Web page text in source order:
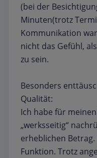
(bei der
Minuten(trotz
Kommunikation
nicht das Gefühl,
zu sein.
Besonders
Qualität:
Ich habe für
„werksseitig“
erheblichen Betrag.
Funktion. Trotz